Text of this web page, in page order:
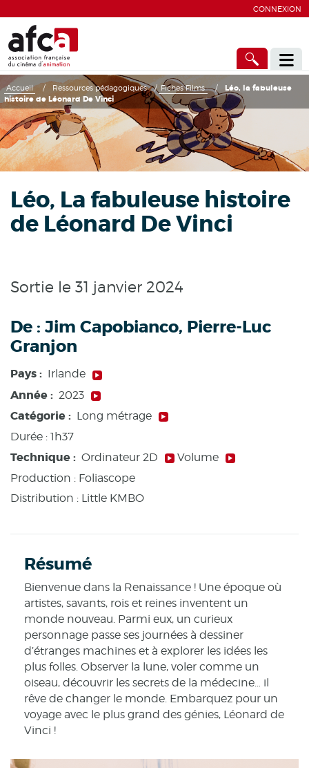
CONNEXION
Accueil / Ressources pédagogiques / Fiches Films /
Léo, la fabuleuse
histoire de Léonard De Vinci
Léo, La fabuleuse histoire
de Léonard De Vinci
Sortie le 31 janvier 2024
De : Jim Capobianco, Pierre-Luc
Granjon
Pays : Irlande
Année : 2023
Catégorie : Long métrage
Durée : 1h37
Technique : Ordinateur 2D
Volume
Production : Foliascope
Distribution : Little KMBO
Résumé
Bienvenue dans la Renaissance ! Une époque où
artistes, savants, rois et reines inventent un
monde nouveau. Parmi eux, un curieux
personnage passe ses journées à dessiner
d’étranges machines et à explorer les idées les
plus folles. Observer la lune, voler comme un
oiseau, découvrir les secrets de la médecine… il
rêve de changer le monde. Embarquez pour un
voyage avec le plus grand des génies, Léonard de
Vinci !